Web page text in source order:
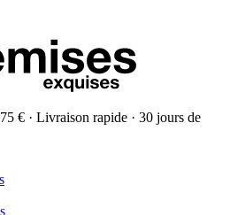
€ · Livraison rapide · 30 jours de